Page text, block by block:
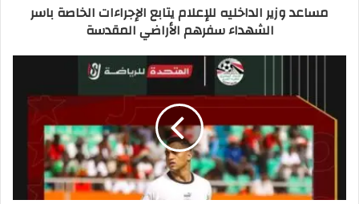
مساعد وزير الداخليه للإعلام يتابع الإجراءات الخاصة باسر
الشهداء سفرهم الأراضي المقدسة